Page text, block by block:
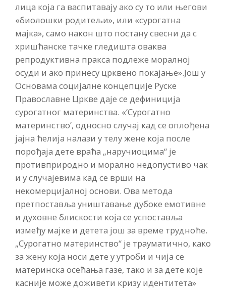
лица која га васпитавају ако су то или његови
«биолошки родитељи», или «сурогатна
мајка», само након што постану свесни да с
хришћанске тачке гледишта оваква
репродуктивна пракса подлеже моралној
осуди и ако принесу црквено покајање».Још у
Основама социјалне концепције Руске
Православне Цркве даје се дефиниција
сурогатног материнства. «‘Сурогатно
материнство’, односно случај кад се оплођена
јајна ћелија налази у телу жене која после
порођаја дете враћа „наручиоцима“ је
противприродно и морално недопустиво чак
и у случајевима кад се врши на
некомерцијалној основи. Ова метода
претпоставља уништавање дубоке емотивне
и духовне блискости која се успоставља
између мајке и детета још за време трудноће.
„Сурогатно материнство“ је трауматично, како
за жену која носи дете у утроби и чија се
материнска осећања газе, тако и за дете које
касније може доживети кризу идентитета»